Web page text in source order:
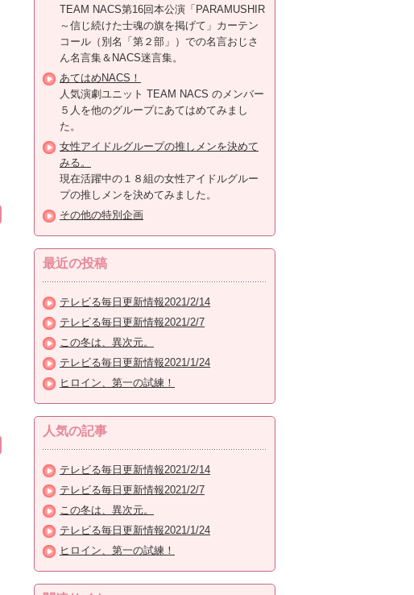
TEAM NACS第16回本公演「PARAMUSHIR
～信じ続けた士魂の旗を掲げて」カーテン
コール（別名「第２部」）での名言おじさ
ん名言集＆NACS迷言集。
あてはめNACS！
人気演劇ユニット TEAM NACS のメンバー
５人を他のグループにあてはめてみまし
た。
女性アイドルグループの推しメンを決めて
みる。
現在活躍中の１８組の女性アイドルグルー
プの推しメンを決めてみました。
その他の特別企画
最近の投稿
テレビる毎日更新情報2021/2/14
テレビる毎日更新情報2021/2/7
この冬は、異次元。
テレビる毎日更新情報2021/1/24
ヒロイン、第一の試練！
人気の記事
テレビる毎日更新情報2021/2/14
テレビる毎日更新情報2021/2/7
この冬は、異次元。
テレビる毎日更新情報2021/1/24
ヒロイン、第一の試練！